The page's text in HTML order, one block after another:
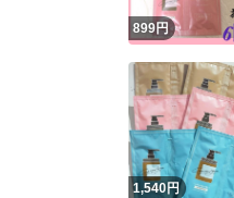
899円
1,540円